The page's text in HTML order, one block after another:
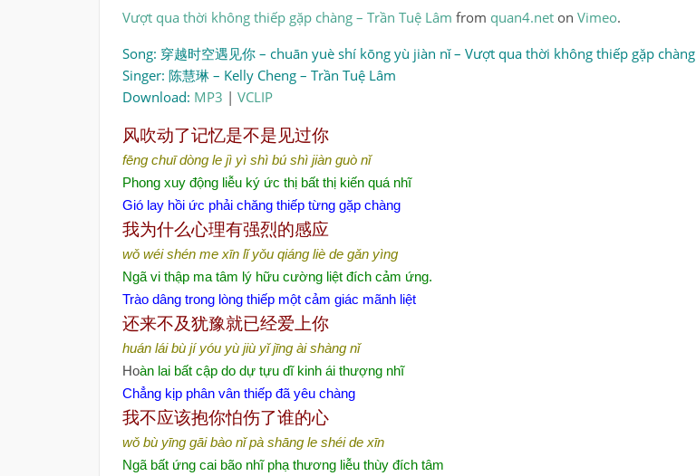
Vượt qua thời không thiếp gặp chàng – Trần Tuệ Lâm from quan4.neton Vimeo.
Song: 穿越时空遇见你 – chuān yuè shí kōng yù jiàn nǐ – Vượt qua thời không thiếp gặp chàng
Singer: 陈慧琳 – Kelly Cheng – Trần Tuệ Lâm
Download: MP3 | VCLIP
风吹动了记忆是不是见过你
fēng chuī dòng le jì yì shì bú shì jiàn guò nǐ
Phong xuy động liễu ký ức thị bất thị kiến quá nhĩ
Gió lay hồi ức phải chăng thiếp từng gặp chàng
我为什么心理有强烈的感应
wǒ wéi shén me xīn lǐ yǒu qiáng liè de gǎn yìng
Ngã vi thập ma tâm lý hữu cường liệt đích cảm ứng.
Trào dâng trong lòng thiếp một cảm giác mãnh liệt
还来不及犹豫就已经爱上你
huán lái bù jí yóu yù jiù yǐ jīng ài shàng nǐ
Hoàn lai bất cập do dự tựu dĩ kinh ái thượng nhĩ
Chẳng kịp phân vân thiếp đã yêu chàng
我不应该抱你怕伤了谁的心
wǒ bù yīng gāi bào nǐ pà shāng le shéi de xīn
Ngã bất ứng cai bão nhĩ phạ thương liễu thùy đích tâm